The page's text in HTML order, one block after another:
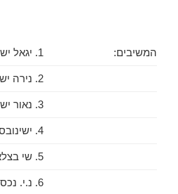
המשיבים: 1. יגאל ישינובסקי
2. נירה ישינובסקי
3. נאור ישינובסקי
4. ישינובסקי פיתוח והשקעות
5. שי בצלאל ישינובסקי
6. נ.י. נכסי השרון בע"מ